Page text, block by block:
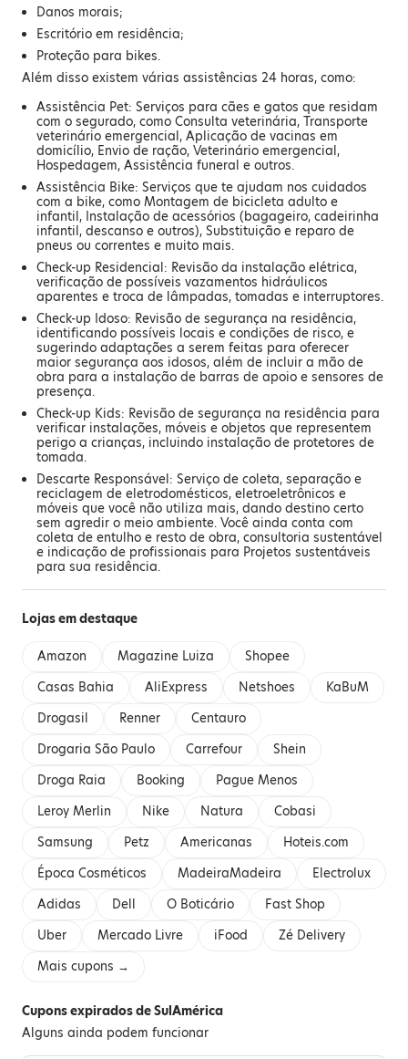
Danos morais;
Escritório em residência;
Proteção para bikes.
Além disso existem várias assistências 24 horas, como:
Assistência Pet: Serviços para cães e gatos que residam
com o segurado, como Consulta veterinária, Transporte
veterinário emergencial, Aplicação de vacinas em
domicílio, Envio de ração, Veterinário emergencial,
Hospedagem, Assistência funeral e outros.
Assistência Bike: Serviços que te ajudam nos cuidados
com a bike, como Montagem de bicicleta adulto e
infantil, Instalação de acessórios (bagageiro, cadeirinha
infantil, descanso e outros), Substituição e reparo de
pneus ou correntes e muito mais.
Check-up Residencial: Revisão da instalação elétrica,
verificação de possíveis vazamentos hidráulicos
aparentes e troca de lâmpadas, tomadas e interruptores.
Check-up Idoso: Revisão de segurança na residência,
identificando possíveis locais e condições de risco, e
sugerindo adaptações a serem feitas para oferecer
maior segurança aos idosos, além de incluir a mão de
obra para a instalação de barras de apoio e sensores de
presença.
Check-up Kids: Revisão de segurança na residência para
verificar instalações, móveis e objetos que representem
perigo a crianças, incluindo instalação de protetores de
tomada.
Descarte Responsável: Serviço de coleta, separação e
reciclagem de eletrodomésticos, eletroeletrônicos e
móveis que você não utiliza mais, dando destino certo
sem agredir o meio ambiente. Você ainda conta com
coleta de entulho e resto de obra, consultoria sustentável
e indicação de profissionais para Projetos sustentáveis
para sua residência.
Lojas em destaque
Amazon Magazine Luiza
Shopee
Casas Bahia
AliExpress Netshoes
KaBuM
Drogasil
Renner
Centauro
Drogaria São Paulo
Carrefour
Shein
Droga Raia
Booking
Pague Menos
Leroy Merlin
Nike Natura
Cobasi
Samsung
Petz Americanas
Hoteis.com
Época Cosméticos
MadeiraMadeira
Electrolux
Adidas
Dell O Boticário
Fast Shop
Uber
Mercado Livre iFood
Zé Delivery
Mais cupons →
Cupons expirados de SulAmérica
Alguns ainda podem funcionar